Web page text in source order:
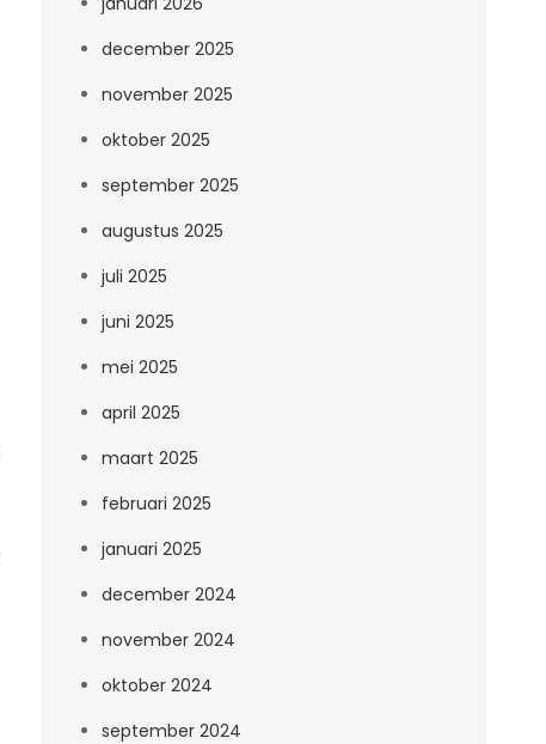
december 2025
november 2025
oktober 2025
september 2025
augustus 2025
juli 2025
juni 2025
mei 2025
april 2025
maart 2025
februari 2025
januari 2025
december 2024
november 2024
oktober 2024
september 2024